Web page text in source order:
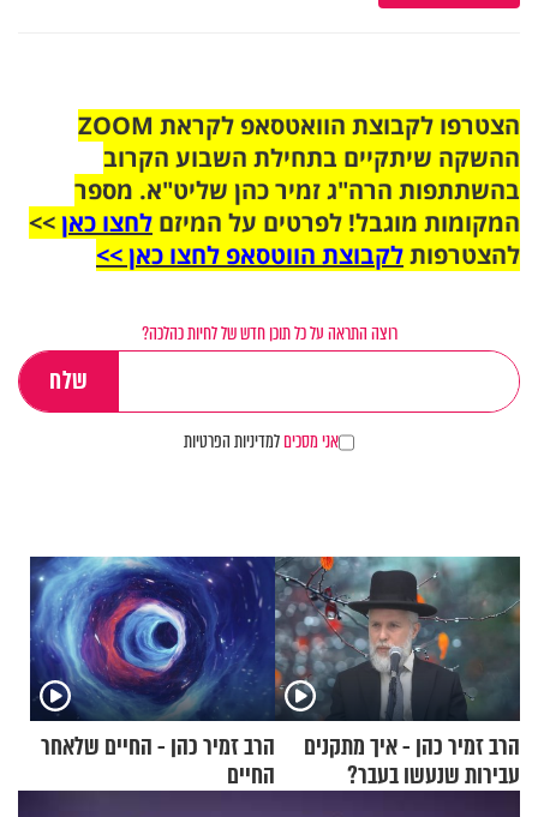
הצטרפו לקבוצת הוואטסאפ לקראת ZOOM
ההשקה שיתקיים בתחילת השבוע הקרוב
בהשתתפות הרה"ג זמיר כהן שליט"א. מספר
המקומות מוגבל! לפרטים על המיזם לחצו כאן>>
להצטרפותלקבוצת הווטסאפ לחצו כאן >>
רוצה התראה על כל תוכן חדש של לחיות כהלכה?
אני מסכיםלמדיניות הפרטיות
הרב זמיר כהן - איך מתקנים
עבירות שנעשו בעבר?
הרב זמיר כהן - החיים שלאחר
החיים